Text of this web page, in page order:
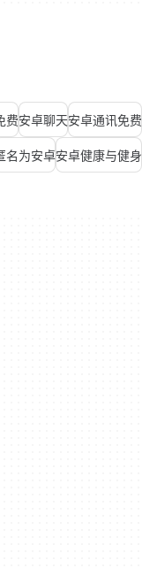
费安卓聊天安卓通讯免费
名为安卓安卓健康与健身